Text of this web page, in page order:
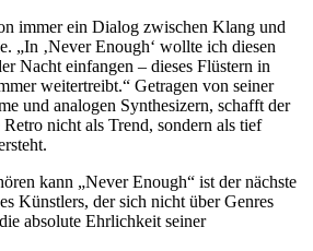
immer ein Dialog zwischen Klang und
„In ‚Never Enough‘ wollte ich diesen
Nacht einfangen – dieses Flüstern in
weitertreibt.“ Getragen von seiner
und analogen Synthesizern, schafft der
nicht als Trend, sondern als tief
kann „Never Enough“ ist der nächste
Künstlers, der sich nicht über Genres
absolute Ehrlichkeit seiner